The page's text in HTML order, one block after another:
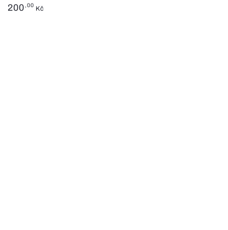
Běžná
200 ,00 Kč